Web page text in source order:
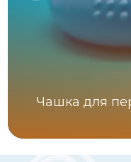
Чашка для